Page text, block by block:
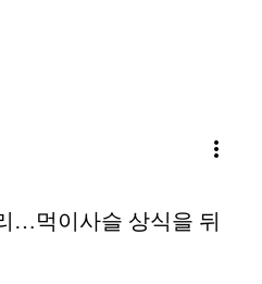
more_vert
…먹이사슬 상식을 뒤